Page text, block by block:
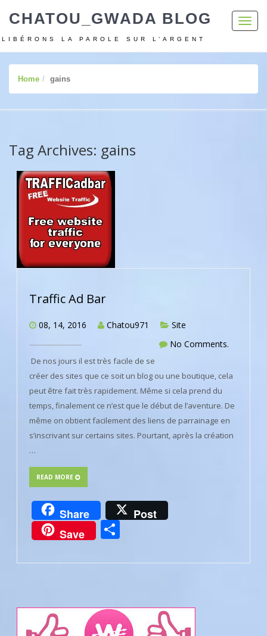
CHATOU_GWADA BLOG
LIBÉRONS LA PAROLE SUR L’ARGENT
Home gains
Tag Archives: gains
Traffic Ad Bar
08, 14, 2016 Chatou971
Site
No Comments.
De nos jours il est très facile de se
créer des sites que ce soit un blog ou une boutique, cela
peut être fait très rapidement. Même si cela prend du
temps, finalement ce n’est que le début de l’aventure. De
même on obtient facilement des liens de parrainage en
s’inscrivant sur certains sites. Pourtant, après la création
…
READ MORE
Share
Post
Save
Partager